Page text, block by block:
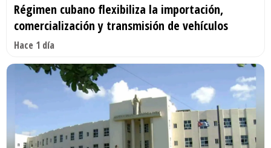
Régimen cubano flexibiliza la importación,
comercialización y transmisión de vehículos
Hace 1 día